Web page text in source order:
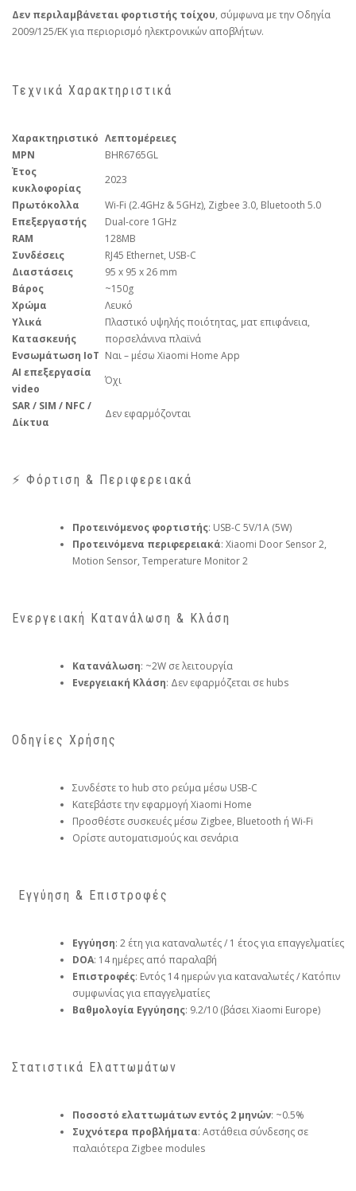
Δεν περιλαμβάνεται φορτιστής τοίχου, σύμφωνα με την Οδηγία
2009/125/ΕΚ για περιορισμό ηλεκτρονικών αποβλήτων.
Τεχνικά Χαρακτηριστικά
Χαρακτηριστικό Λεπτομέρειες
MPN
BHR6765GL
Έτος
κυκλοφορίας
2023
Πρωτόκολλα
Wi-Fi (2.4GHz & 5GHz), Zigbee 3.0, Bluetooth 5.0
Επεξεργαστής
Dual-core 1GHz
RAM
128MB
Συνδέσεις
RJ45 Ethernet, USB-C
Διαστάσεις
95 x 95 x 26 mm
Βάρος
~150g
Χρώμα
Λευκό
Υλικά
Κατασκευής
Πλαστικό υψηλής ποιότητας, ματ επιφάνεια,
πορσελάνινα πλαϊνά
Ενσωμάτωση IoT Ναι – μέσω Xiaomi Home App
AI επεξεργασία
video
Όχι
SAR / SIM / NFC /
Δίκτυα
Δεν εφαρμόζονται
⚡ Φόρτιση & Περιφερειακά
Προτεινόμενος φορτιστής: USB-C 5V/1A (5W)
Προτεινόμενα περιφερειακά: Xiaomi Door Sensor 2,
Motion Sensor, Temperature Monitor 2
Ενεργειακή Κατανάλωση & Κλάση
Κατανάλωση: ~2W σε λειτουργία
Ενεργειακή Κλάση: Δεν εφαρμόζεται σε hubs
Οδηγίες Χρήσης
Συνδέστε το hub στο ρεύμα μέσω USB-C
Κατεβάστε την εφαρμογή Xiaomi Home
Προσθέστε συσκευές μέσω Zigbee, Bluetooth ή Wi-Fi
Ορίστε αυτοματισμούς και σενάρια
️ Εγγύηση & Επιστροφές
Εγγύηση: 2 έτη για καταναλωτές / 1 έτος για επαγγελματίες
DOA: 14 ημέρες από παραλαβή
Επιστροφές: Εντός 14 ημερών για καταναλωτές / Κατόπιν
συμφωνίας για επαγγελματίες
Βαθμολογία Εγγύησης: 9.2/10 (βάσει Xiaomi Europe)
Στατιστικά Ελαττωμάτων
Ποσοστό ελαττωμάτων εντός 2 μηνών: ~0.5%
Συχνότερα προβλήματα: Αστάθεια σύνδεσης σε
παλαιότερα Zigbee modules